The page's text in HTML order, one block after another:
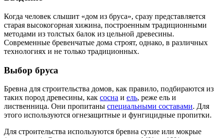
Когда человек слышит «дом из бруса», сразу представляется
старая высокогорная хижина, построенным традиционными
методами из толстых балок из цельной древесины.
Современные бревенчатые дома строят, однако, в различных
технологиях и не только традиционных.
Выбор бруса
Бревна для строительства домов, как правило, подбираются из
таких пород древесины, как сосна и ель, реже ель и
лиственница. Они пропитаны специальными составами. Для
этого используются огнезащитные и фунгицидные пропитки.
Для строительства используются бревна сухие или мокрые